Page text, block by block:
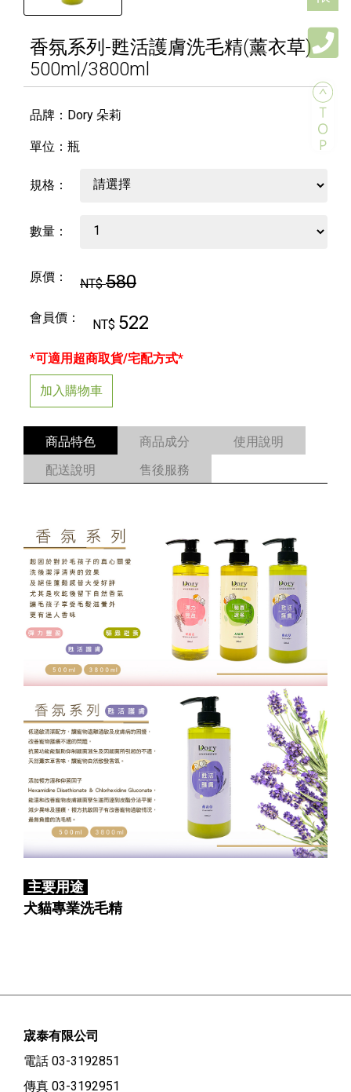
香氛系列-甦活護膚洗毛精(薰衣草)
500ml/3800ml
品牌：Dory 朵莉
單位：瓶
規格：
數量：
原價： NT$580
會員價： NT$ 522
*可適用超商取貨/宅配方式*
加入購物車
商品特色 商品成分
使用說明
配送說明
售後服務
主要用途
犬貓專業洗毛精
宬泰有限公司
電話 03-3192851
傳真 03-3192951